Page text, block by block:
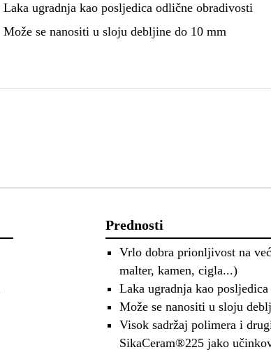
Laka ugradnja kao posljedica odlične obradivosti
Može se nanositi u sloju debljine do 10 mm
Prednosti
Vrlo dobra prionljivost na
malter, kamen, cigla...)
Laka ugradnja kao
Može se nanositi u sloju
Visok sadržaj polimera i
SikaCeram®225 jako